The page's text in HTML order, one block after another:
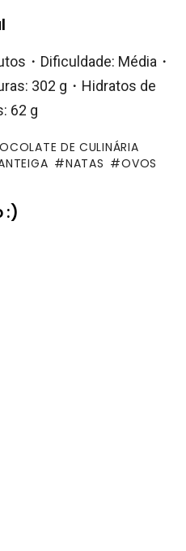
・Dificuldade: Média・
302 g・Hidratos de
62 g
DE CULINÁRIA
NATAS
OVOS
:)